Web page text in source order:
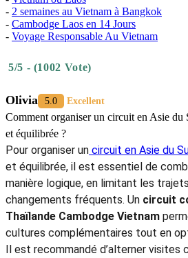
- 2 semaines au Vietnam à Bangkok
- Cambodge Laos en 14 Jours
- Voyage Responsable Au Vietnam
5/5 - (1002 Vote)
Olivia 5.0 Excellent
Comment organiser un circuit en Asie du
et équilibrée ?
Pour organiser un circuit en Asie du
et équilibrée, il est essentiel de
manière logique, en limitant les
changements fréquents. Un circuit
Thaïlande Cambodge Vietnam
cultures complémentaires tout en
Il est recommandé d’alterner visites